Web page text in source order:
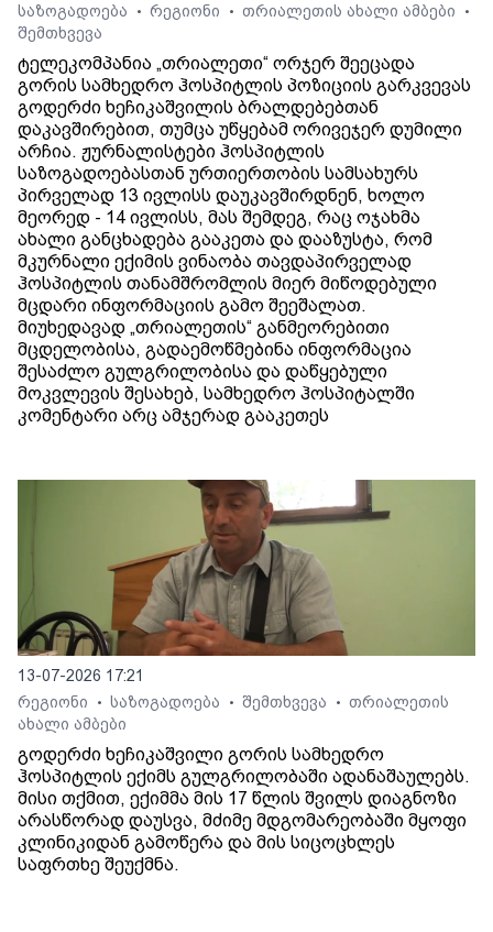
საზოგადოება
• რეგიონი • თრიალეთის ახალი ამბები •
შემთხვევა
ტელეკომპანია „თრიალეთი“ ორჯერ შეეცადა
გორის სამხედრო ჰოსპიტლის პოზიციის გარკვევას
გოდერძი ხეჩიკაშვილის ბრალდებებთან
დაკავშირებით, თუმცა უწყებამ ორივეჯერ დუმილი
არჩია. ჟურნალისტები ჰოსპიტლის
საზოგადოებასთან ურთიერთობის სამსახურს
პირველად 13 ივლისს დაუკავშირდნენ, ხოლო
მეორედ - 14 ივლისს, მას შემდეგ, რაც ოჯახმა
ახალი განცხადება გააკეთა და დააზუსტა, რომ
მკურნალი ექიმის ვინაობა თავდაპირველად
ჰოსპიტლის თანამშრომლის მიერ მიწოდებული
მცდარი ინფორმაციის გამო შეეშალათ.
მიუხედავად „თრიალეთის“ განმეორებითი
მცდელობისა, გადაემოწმებინა ინფორმაცია
შესაძლო გულგრილობისა და დაწყებული
მოკვლევის შესახებ, სამხედრო ჰოსპიტალში
კომენტარი არც ამჯერად გააკეთეს
13-07-2026 17:21
რეგიონი
• საზოგადოება • შემთხვევა • თრიალეთის
ახალი ამბები
გოდერძი ხეჩიკაშვილი გორის სამხედრო
ჰოსპიტლის ექიმს გულგრილობაში ადანაშაულებს.
მისი თქმით, ექიმმა მის 17 წლის შვილს დიაგნოზი
არასწორად დაუსვა, მძიმე მდგომარეობაში მყოფი
კლინიკიდან გამოწერა და მის სიცოცხლეს
საფრთხე შეუქმნა.